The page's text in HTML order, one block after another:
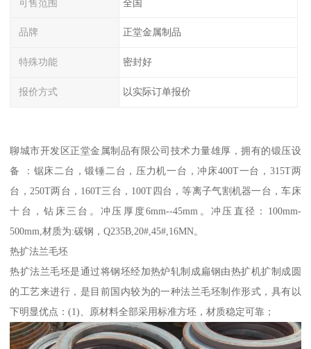
可售范围 全国
品牌 正堂金属制品
特殊功能 密封好
报价方式 以实际订单报价
聊城市开发区正堂金属制品有限公司技术力量雄厚，拥有的锻压设
备 ：锯床二台，锻锤二台，压力机一台，冲床400T一台，315T两
台，250T两台，160T三台，100T四台，等离子气割机器一台，车床
十台，钻床三台。冲压厚度6mm--45mm。冲压直径：100mm-
500mm,材质为:碳钢，Q235B,20#,45#,16MN。
热扩法兰毛坯
热扩法兰毛坯是通过将钢坯经加热炉轧制成扁钢由热扩机扩制成圆
的工艺来进行，是目前国内较为的一种法兰毛坯制作形式，具有以
下明显优点：(1)、原材料全部采用标准方坯，材质稳定可靠；